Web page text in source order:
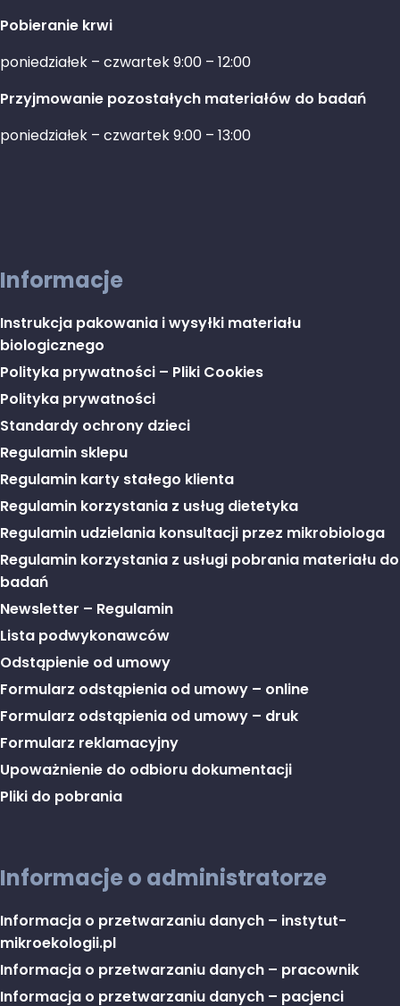
Pobieranie krwi
poniedziałek – czwartek 9:00 – 12:00
Przyjmowanie pozostałych materiałów do badań
poniedziałek – czwartek 9:00 – 13:00
Informacje
Instrukcja pakowania i wysyłki materiału
biologicznego
Polityka prywatności – Pliki Cookies
Polityka prywatności
Standardy ochrony dzieci
Regulamin sklepu
Regulamin karty stałego klienta
Regulamin korzystania z usług dietetyka
Regulamin udzielania konsultacji przez mikrobiologa
Regulamin korzystania z usługi pobrania materiału do
badań
Newsletter – Regulamin
Lista podwykonawców
Odstąpienie od umowy
Formularz odstąpienia od umowy – online
Formularz odstąpienia od umowy – druk
Formularz reklamacyjny
Upoważnienie do odbioru dokumentacji
Pliki do pobrania
Informacje o administratorze
Informacja o przetwarzaniu danych – instytut-
mikroekologii.pl
Informacja o przetwarzaniu danych – pracownik
Informacja o przetwarzaniu danych – pacjenci